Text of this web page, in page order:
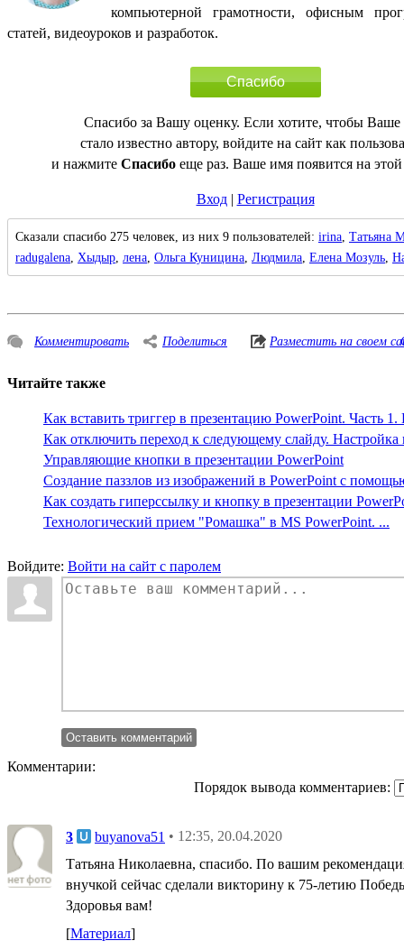
компьютерной грамотности, офисным
статей, видеоуроков и разработок.
Спасибо
Спасибо за Вашу оценку. Если хотите, чтобы Ваше
стало известно автору, войдите на сайт как
и нажмите Спасибоеще раз. Ваше имя появится на
Вход| Регистрация
Сказали спасибо 275 человек, из них 9 пользователей: irina Татьяна
radugalena Хыдыр лена Ольга Куницина Людмила Елена Мозуль
Комментировать Поделиться Разместить на своем
Читайте также
Как вставить триггер в презентацию PowerPoint. Часть
Как отключить переход к следующему слайду. Настройка
Управляющие кнопки в презентации PowerPoint
Создание паззлов из изображений в PowerPoint с
Как создать гиперссылку и кнопку в презентации
Технологический прием "Ромашка" в MS PowerPoint. ...
Войдите: Войти на сайт с паролем
Оставить комментарий
Комментарии:
Порядок вывода комментариев:
3 buyanova51 • 12:35, 20.04.2020
Татьяна Николаевна, спасибо. По вашим
внучкой сейчас сделали викторину к 75-летию
Здоровья вам!
[Материал]